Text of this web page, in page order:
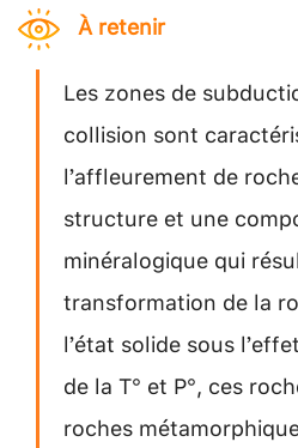
À retenir
Les zones de
collision sont
l’affleurement de
structure et une
minéralogique qui
transformation de la
l’état solide sous
de la T° et P°, ces
roches